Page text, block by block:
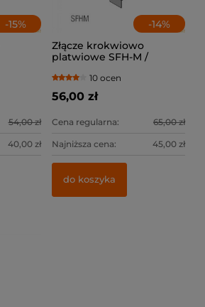
-15%
54,00 zł
40,00 zł
-14%
Złącze krokwiowo
platwiowe SFH-M /
10 ocen
56,00 zł
Cena regularna: 65,00 zł
Najniższa cena: 45,00 zł
do koszyka